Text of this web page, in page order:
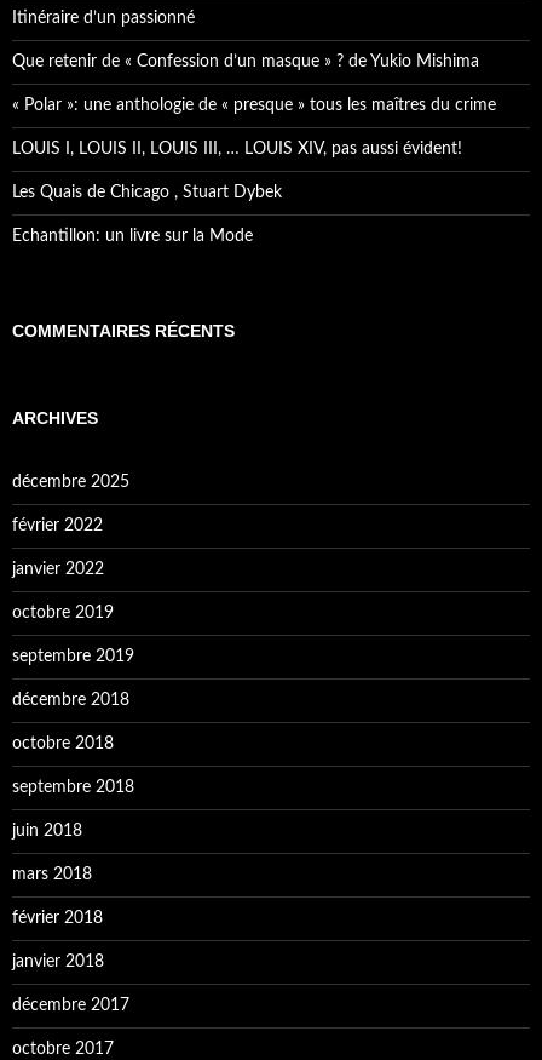
Itinéraire d’un passionné
Que retenir de « Confession d’un masque » ? de Yukio Mishima
« Polar »: une anthologie de « presque » tous les maîtres du crime
LOUIS I, LOUIS II, LOUIS III, … LOUIS XIV, pas aussi évident!
Les Quais de Chicago , Stuart Dybek
Echantillon: un livre sur la Mode
COMMENTAIRES RÉCENTS
ARCHIVES
décembre 2025
février 2022
janvier 2022
octobre 2019
septembre 2019
décembre 2018
octobre 2018
septembre 2018
juin 2018
mars 2018
février 2018
janvier 2018
décembre 2017
octobre 2017